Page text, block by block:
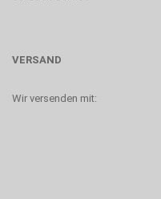
VERSAND
Wir versenden mit: